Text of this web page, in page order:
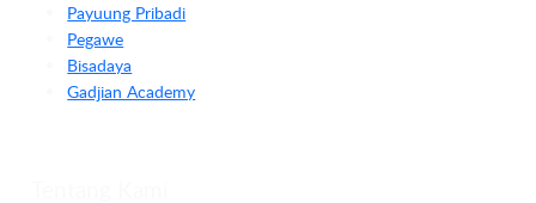
Payuung Pribadi
Pegawe
Bisadaya
Gadjian Academy